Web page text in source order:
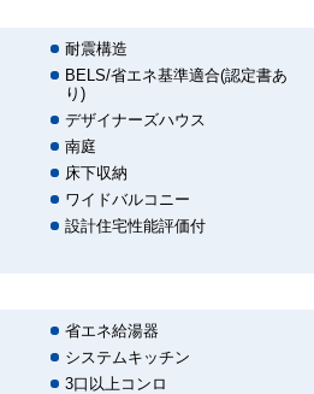
耐震構造
BELS/省エネ基準適合(認定書あ
り)
デザイナーズハウス
南庭
床下収納
ワイドバルコニー
設計住宅性能評価付
省エネ給湯器
システムキッチン
3口以上コンロ